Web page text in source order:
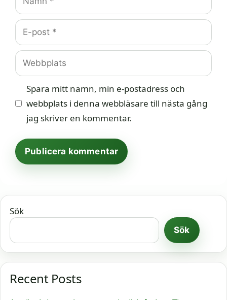
E-
post
Webbplats
Spara mitt namn, min e-postadress och
webbplats i denna webbläsare till nästa gång
jag skriver en kommentar.
Sök
Sök
Recent Posts